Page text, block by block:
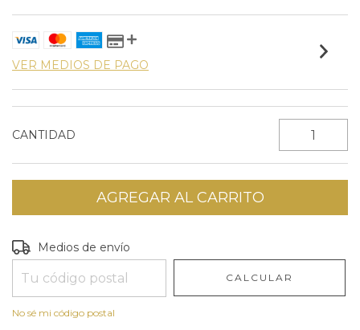
VER MEDIOS DE PAGO
CANTIDAD
Entregas para el CP:
Medios de envío
CALCULAR
No sé mi código postal